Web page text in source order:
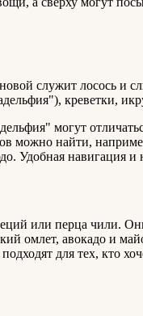
служит лосось и
креветки,
могут
можно найти,
Удобная навигация
или перца чили.
авокадо и
для тех, кто